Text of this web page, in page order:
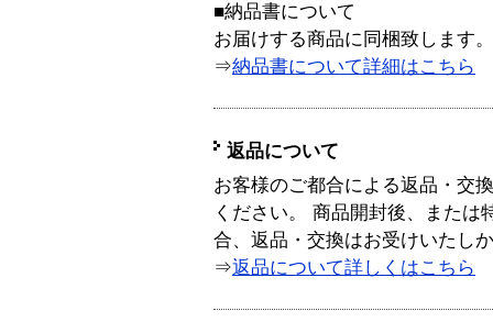
■納品書について
お届けする商品に同梱致します。
⇒納品書について詳細はこちら
返品について
お客様のご都合による返品・交
ください。 商品開封後、または
合、返品・交換はお受けいたし
⇒返品について詳しくはこちら